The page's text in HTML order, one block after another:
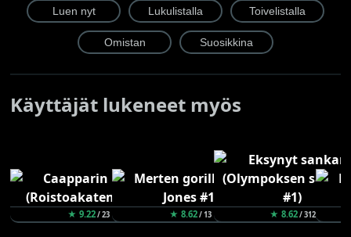
Käyttäjät lukeneet myös
★ 9.22/ 23 ★ 8.62/ 13 ★ 8.62/ 312